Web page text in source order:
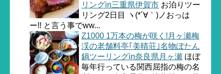
リングin三重県伊賀市 お泊りツー
リング2日目 ヽ(*´∀｀)ノおっは
ー!! と言う事でww...
Z1000 1万本の梅が咲く!月ヶ瀬梅
渓の老舗料亭｢美晴荘｣名物ぼたん
鍋ツーリングin奈良県月ヶ瀬 ほぼ
毎年行っている関西屈指の梅の名